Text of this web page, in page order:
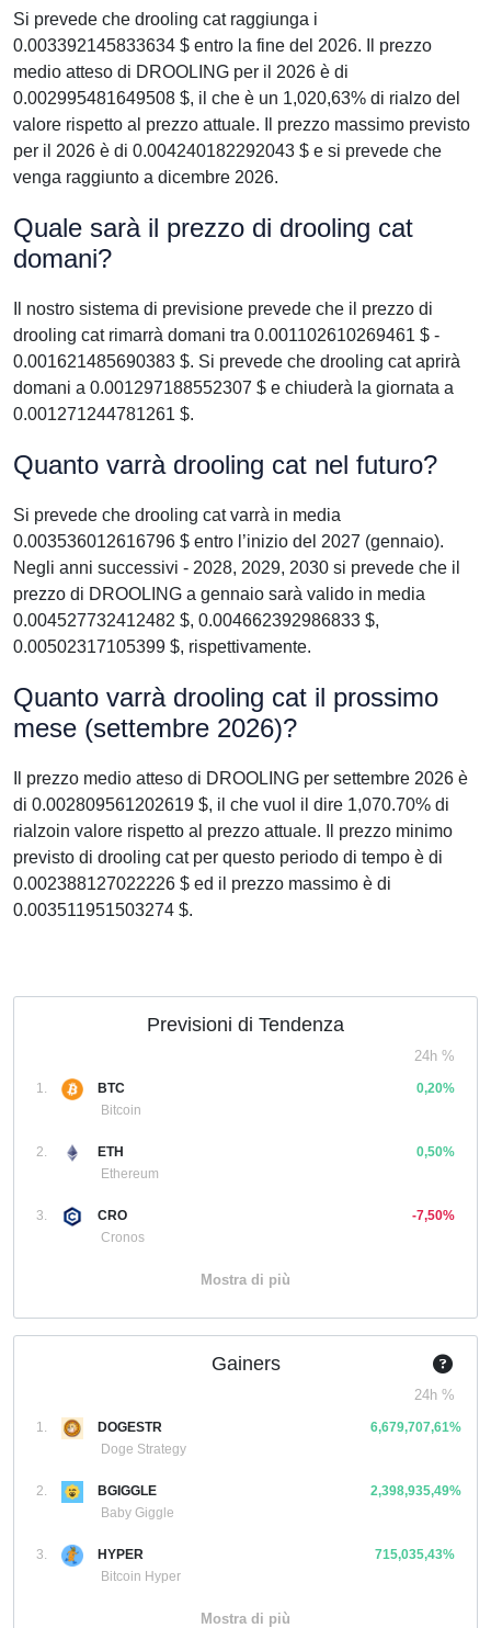
Si prevede che drooling cat raggiunga i
0.003392145833634 $ entro la fine del 2026. Il prezzo
medio atteso di DROOLING per il 2026 è di
0.002995481649508 $, il che è un 1,020,63% di rialzo del
valore rispetto al prezzo attuale. Il prezzo massimo previsto
per il 2026 è di 0.004240182292043 $ e si prevede che
venga raggiunto a dicembre 2026.
Quale sarà il prezzo di drooling cat
domani?
Il nostro sistema di previsione prevede che il prezzo di
drooling cat rimarrà domani tra 0.001102610269461 $ -
0.001621485690383 $. Si prevede che drooling cat aprirà
domani a 0.001297188552307 $ e chiuderà la giornata a
0.001271244781261 $.
Quanto varrà drooling cat nel futuro?
Si prevede che drooling cat varrà in media
0.003536012616796 $ entro l’inizio del 2027 (gennaio).
Negli anni successivi - 2028, 2029, 2030 si prevede che il
prezzo di DROOLING a gennaio sarà valido in media
0.004527732412482 $, 0.004662392986833 $,
0.00502317105399 $, rispettivamente.
Quanto varrà drooling cat il prossimo
mese (settembre 2026)?
Il prezzo medio atteso di DROOLING per settembre 2026 è
di 0.002809561202619 $, il che vuol il dire 1,070.70% di
rialzoin valore rispetto al prezzo attuale. Il prezzo minimo
previsto di drooling cat per questo periodo di tempo è di
0.002388127022226 $ ed il prezzo massimo è di
0.003511951503274 $.
Previsioni di Tendenza
24h %
1.
BTC
Bitcoin
0,20%
2.
ETH
Ethereum
0,50%
3.
CRO
Cronos
-7,50%
Mostra di più
Gainers
24h %
1.
DOGESTR
Doge Strategy
6,679,707,61%
2.
BGIGGLE
Baby Giggle
2,398,935,49%
3.
HYPER
Bitcoin Hyper
715,035,43%
Mostra di più